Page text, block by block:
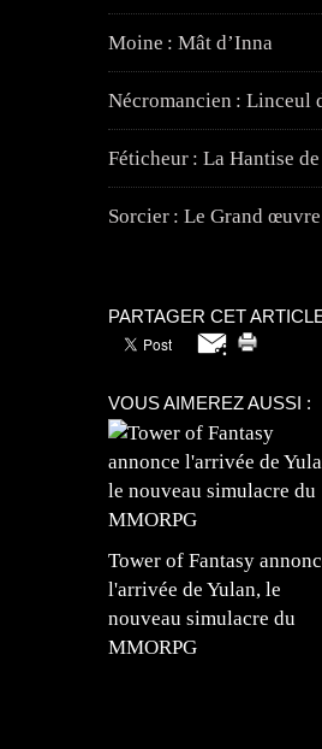
Moine : Mât d’Inna
Nécromancien : Linceul
Féticheur : La Hantise
Sorcier : Le Grand
PARTAGER CET
VOUS AIMEREZ AUSSI :
Tower of Fantasy
l'arrivée de Yulan, le
nouveau simulacre du
MMORPG